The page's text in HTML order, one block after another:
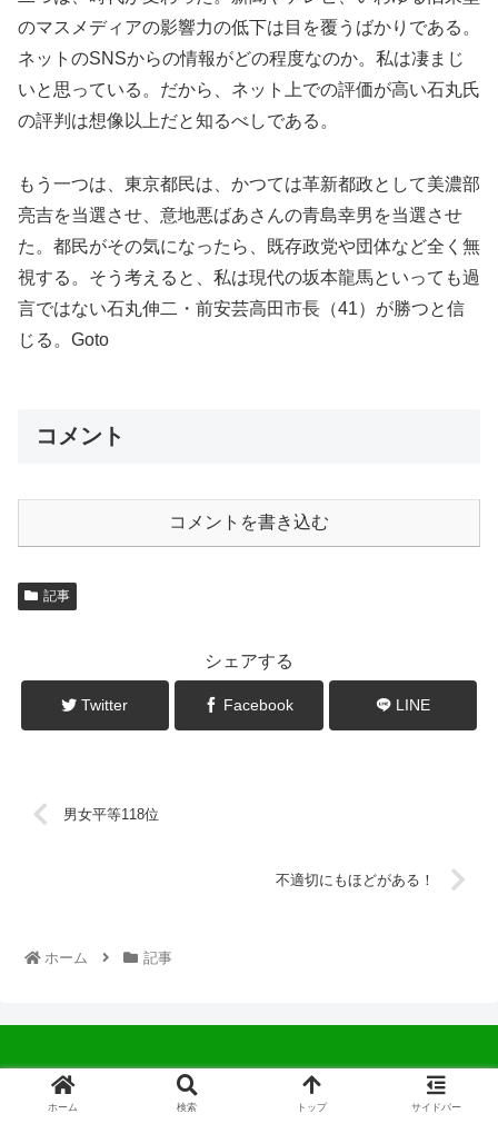
のマスメディアの影響力の低下は目を覆うばかりである。
ネットのSNSからの情報がどの程度なのか。私は凄まじ
いと思っている。だから、ネット上での評価が高い石丸氏
の評判は想像以上だと知るべしである。
もう一つは、東京都民は、かつては革新都政として美濃部
亮吉を当選させ、意地悪ばあさんの青島幸男を当選させ
た。都民がその気になったら、既存政党や団体など全く無
視する。そう考えると、私は現代の坂本龍馬といっても過
言ではない石丸伸二・前安芸高田市長（41）が勝つと信
じる。Goto
コメント
コメントを書き込む
記事
シェアする
Twitter Facebook LINE
男女平等118位
不適切にもほどがある！
ホーム 記事
© 2022 中広会長ブログ.
ホーム 検索 トップ サイドバー